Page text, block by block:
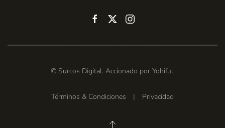
© Surcos Digital. Accionado por Yohiful.
Términos & Condiciones | Privacidad